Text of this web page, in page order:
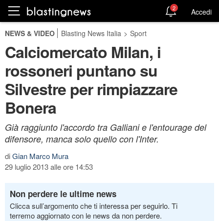
2 Accedi
NEWS & VIDEO Blasting News Italia > Sport
Calciomercato Milan, i
rossoneri puntano su
Silvestre per rimpiazzare
Bonera
Già raggiunto l'accordo tra Galliani e l'entourage del
difensore, manca solo quello con l'Inter.
diGian Marco Mura
29 luglio 2013 alle ore 14:53
Non perdere le ultime news
Clicca sull’argomento che ti interessa per seguirlo. Ti
terremo aggiornato con le news da non perdere.